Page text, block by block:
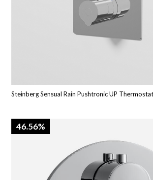
Steinberg Sensual Rain Pushtronic UP
46.56%